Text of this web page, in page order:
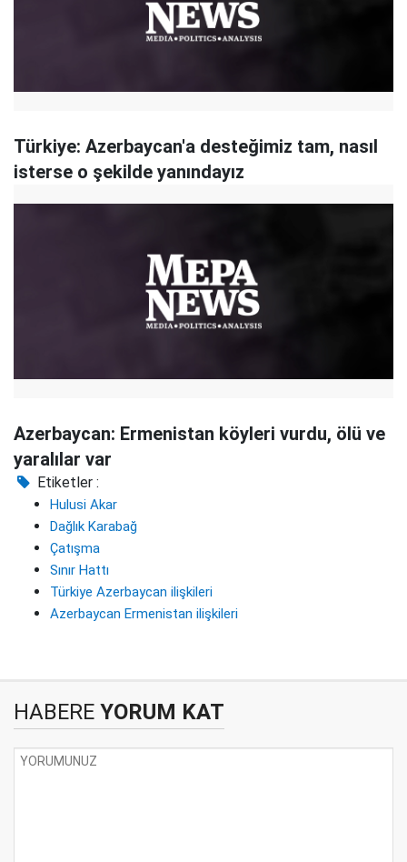
Türkiye: Azerbaycan'a desteğimiz tam, nasıl
isterse o şekilde yanındayız
Azerbaycan: Ermenistan köyleri vurdu, ölü ve
yaralılar var
Etiketler :
Hulusi Akar
Dağlık Karabağ
Çatışma
Sınır Hattı
Türkiye Azerbaycan ilişkileri
Azerbaycan Ermenistan ilişkileri
HABERE YORUM KAT